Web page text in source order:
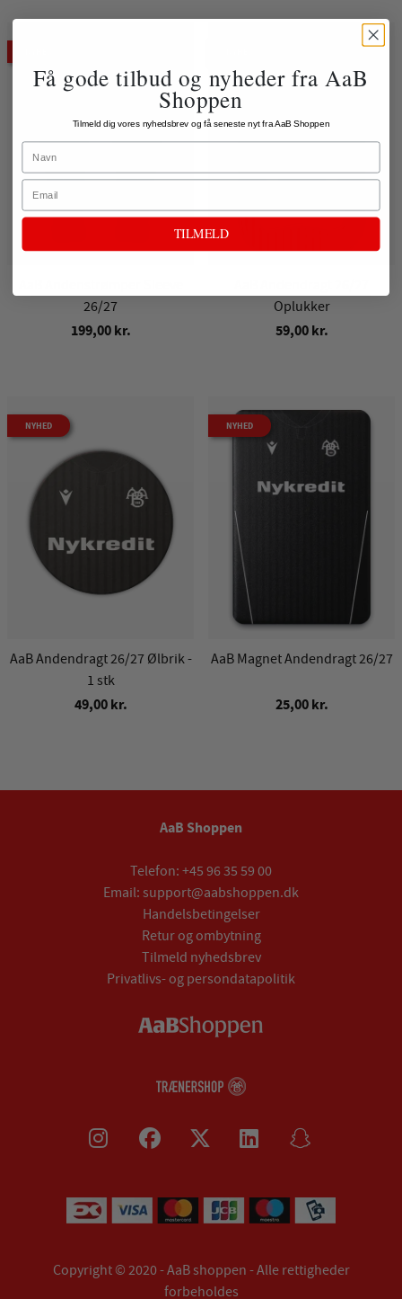
26/27
199,00 kr.
Oplukker
59,00 kr.
NYHED
AaB Andendragt 26/27 Ølbrik -
1 stk
49,00 kr.
NYHED
AaB Magnet Andendragt 26/27
25,00 kr.
AaB Shoppen
Telefon: +45 96 35 59 00
Email: support@aabshoppen.dk
Handelsbetingelser
Retur og ombytning
Tilmeld nyhedsbrev
Privatlivs- og persondatapolitik
Copyright © 2020 - AaB shoppen - Alle rettigheder
forbeholdes
Få gode tilbud og nyheder fra AaB
Shoppen
Tilmeld dig vores nyhedsbrev og få seneste nyt fra AaB Shoppen
Name
Email
TILMELD